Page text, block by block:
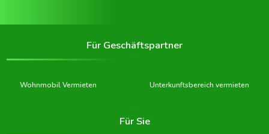
Für Geschäftspartner
Wohnmobil Vermieten Unterkunftsbereich vermieten
Für Sie